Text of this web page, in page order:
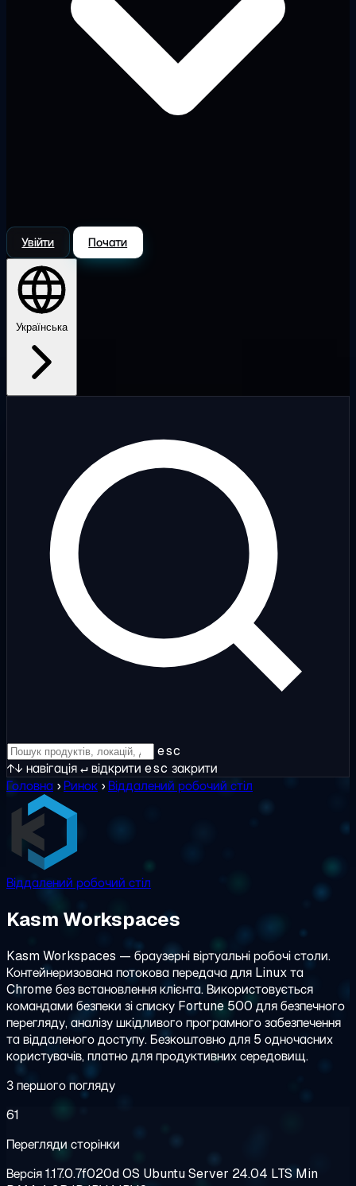
Увійти Почати
Українська
esc
↑↓ навігація↵відкрити esc закрити
Головна ›Ринок ›Віддалений робочий стіл
Віддалений робочий стіл
Kasm Workspaces
Kasm Workspaces — браузерні віртуальні робочі столи.
Контейнеризована потокова передача для Linux та
Chrome без встановлення клієнта. Використовується
командами безпеки зі списку Fortune 500 для безпечного
перегляду, аналізу шкідливого програмного забезпечення
та віддаленого доступу. Безкоштовно для 5 одночасних
користувачів, платно для продуктивних середовищ.
З першого погляду
61
Перегляди сторінки
Версія1.17.0.7f020dOS Ubuntu Server 24.04 LTS Min